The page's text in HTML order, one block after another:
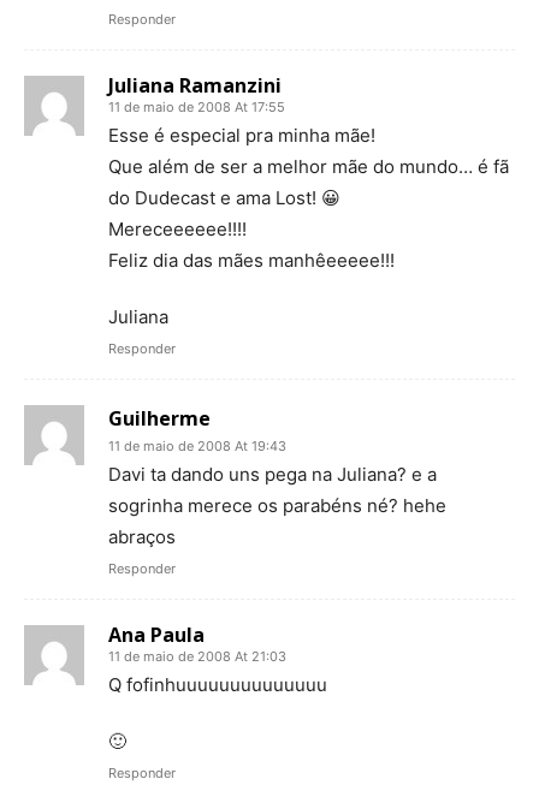
Responder
Juliana Ramanzini
11 de maio de 2008 At 17:55
Esse é especial pra minha mãe!
Que além de ser a melhor mãe do mundo… é fã
do Dudecast e ama Lost! 😀
Mereceeeeee!!!!
Feliz dia das mães manhêeeeee!!!
Juliana
Responder
Guilherme
11 de maio de 2008 At 19:43
Davi ta dando uns pega na Juliana? e a
sogrinha merece os parabéns né? hehe
abraços
Responder
Ana Paula
11 de maio de 2008 At 21:03
Q fofinhuuuuuuuuuuuuuu
🙂
Responder